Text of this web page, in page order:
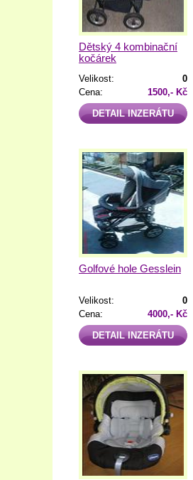
Dětský 4 kombinační
kočárek
Velikost:
0
Cena:
1500,- Kč
DETAIL INZERÁTU
Golfové hole Gesslein
Velikost:
0
Cena:
4000,- Kč
DETAIL INZERÁTU